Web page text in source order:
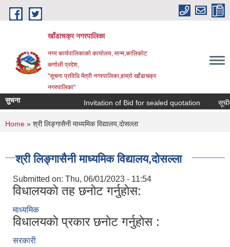
Skip to main content
खाँडाचक्र नगरपालिका
नगर कार्यपालिकाकाे कार्यालय, मान्म,कालिकाेट
क‍र्णाली प्रदेश,
"सूचना प्रविधि मैत्री नगरपालिका,हाम्राे खाँडाचक्र
नगरपालिका"
सुचना Invitation of Bid for sealed quotation
You are here
Home » श्री लिङ्गासैनी माध्यमिक विद्यालय,दाेसल्ला
श्री लिङ्गासैनी माध्यमिक विद्यालय,दाेसल्ला
Submitted on: Thu, 06/01/2023 - 11:54
विधालयकाे तह छनाेट गर्नुहाेस:
माध्यमिक
विधालयकाे प्रकार छनाेट गर्नुहाेस :
सरकारी